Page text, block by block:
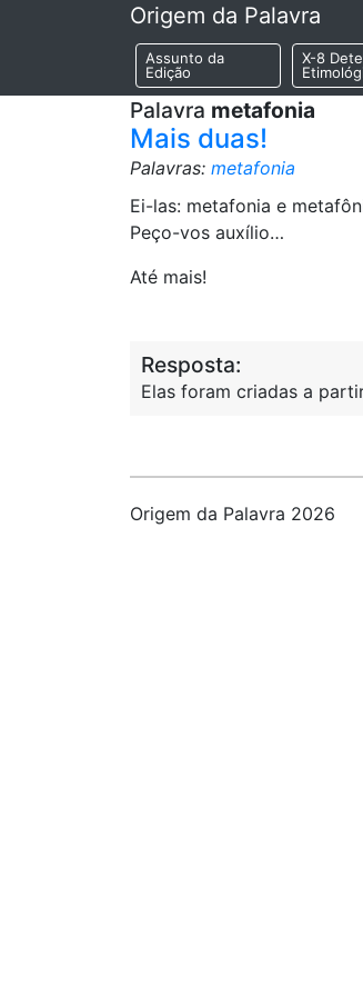
Origem da Palavra
Assunto da
Edição
X-8
Palavra metafonia
Mais duas!
Palavras: metafonia
Ei-las: metafonia e
Peço-vos auxílio…
Até mais!
Resposta:
Elas foram criadas a partir
Origem da Palavra 2026